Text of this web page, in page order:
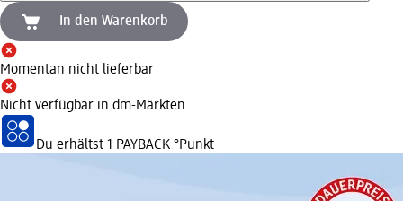
In den Warenkorb
Momentan nicht lieferbar
Nicht verfügbar in dm-Märkten
Du erhältst 1 PAYBACK °Punkt